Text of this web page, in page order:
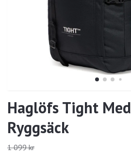
Haglöfs Tight
Ryggsäck
1 099 kr